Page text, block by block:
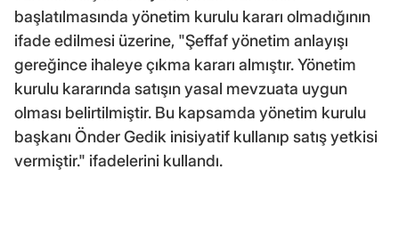
başlatılmasında yönetim kurulu kararı olmadığının
ifade edilmesi üzerine, "Şeffaf yönetim anlayışı
gereğince ihaleye çıkma kararı almıştır. Yönetim
kurulu kararında satışın yasal mevzuata uygun
olması belirtilmiştir. Bu kapsamda yönetim kurulu
başkanı Önder Gedik inisiyatif kullanıp satış yetkisi
vermiştir." ifadelerini kullandı.